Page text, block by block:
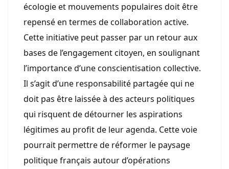
écologie et mouvements populaires doit être
repensé en termes de collaboration active.
Cette initiative peut passer par un retour aux
bases de l’engagement citoyen, en soulignant
l’importance d’une conscientisation collective.
Il s’agit d’une responsabilité partagée qui ne
doit pas être laissée à des acteurs politiques
qui risquent de détourner les aspirations
légitimes au profit de leur agenda. Cette voie
pourrait permettre de réformer le paysage
politique français autour d’opérations